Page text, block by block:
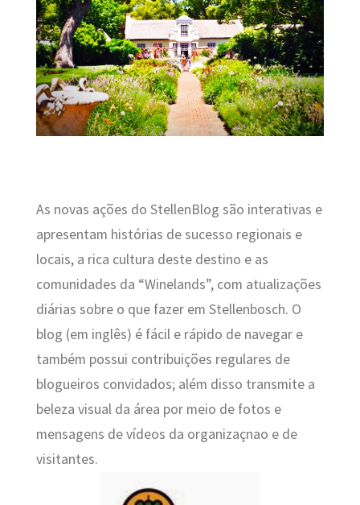
As novas ações do StellenBlog são interativas e
apresentam histórias de sucesso regionais e
locais, a rica cultura deste destino e as
comunidades da “Winelands”, com atualizações
diárias sobre o que fazer em Stellenbosch. O
blog (em inglês) é fácil e rápido de navegar e
também possui contribuições regulares de
blogueiros convidados; além disso transmite a
beleza visual da área por meio de fotos e
mensagens de vídeos da organizaçnao e de
visitantes.